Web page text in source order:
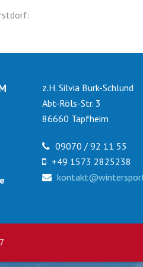
z.H. Silvia Burk-Schlund
Abt-Röls-Str. 3
86660 Tapfheim
09070 / 92 11 55
+49 1573 2825238